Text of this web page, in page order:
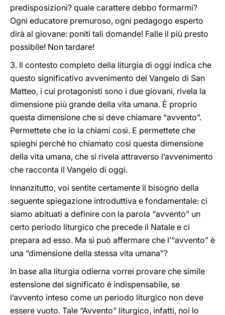
predisposizioni? quale carattere debbo formarmi?
Ogni educatore premuroso, ogni pedagogo esperto
dirà al giovane: poniti tali domande! Falle il più presto
possibile! Non tardare!
3. Il contesto completo della liturgia di oggi indica che
questo significativo avvenimento del Vangelo di San
Matteo, i cui protagonisti sono i due giovani, rivela la
dimensione più grande della vita umana. È proprio
questa dimensione che si deve chiamare “avvento”.
Permettete che io la chiami così. E permettete che
spieghi perché ho chiamato così questa dimensione
della vita umana, che si rivela attraverso l’avvenimento
che racconta il Vangelo di oggi.
Innanzitutto, voi sentite certamente il bisogno della
seguente spiegazione introduttiva e fondamentale: ci
siamo abituati a definire con la parola “avvento” un
certo periodo liturgico che precede il Natale e ci
prepara ad esso. Ma si può affermare che l’“avvento” è
una “dimensione della stessa vita umana”?
In base alla liturgia odierna vorrei provare che simile
estensione del significato è indispensabile, se
l’avvento inteso come un periodo liturgico non deve
essere vuoto. Tale “Avvento” liturgico, infatti, noi lo